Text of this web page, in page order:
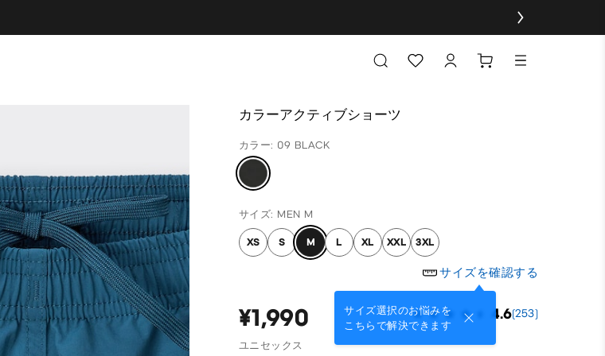
カラーアクティブショーツ
カラー: 09 BLACK
サイズ: MEN M
XS S M L XL XXL 3XL
サイズを確認する
サイズ選択のお悩みを
こちらで解決できます
¥1,990 4.6(253)
ユニセックス